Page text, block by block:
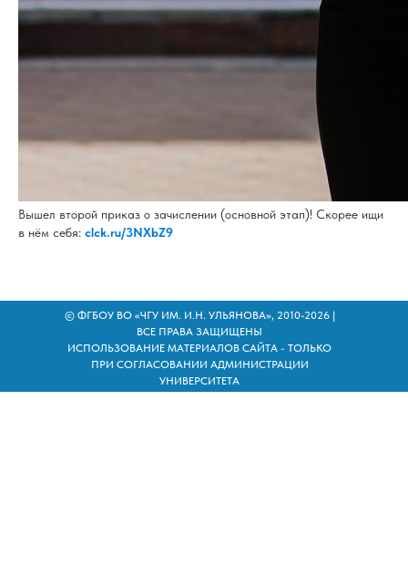
Вышел второй приказ о зачислении (основной этап)! Скорее ищи
в нём себя: clck.ru/3NXbZ9
© ФГБОУ ВО «ЧГУ ИМ. И.Н. УЛЬЯНОВА», 2010-2026 |
ВСЕ ПРАВА ЗАЩИЩЕНЫ
ИСПОЛЬЗОВАНИЕ МАТЕРИАЛОВ САЙТА - ТОЛЬКО
ПРИ СОГЛАСОВАНИИ АДМИНИСТРАЦИИ
УНИВЕРСИТЕТА